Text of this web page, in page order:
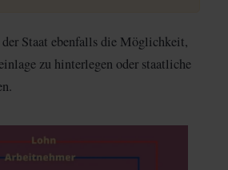
Staat ebenfalls die Möglichkeit,
zu hinterlegen oder staatliche